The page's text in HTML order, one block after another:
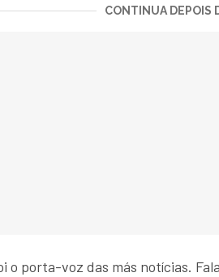
CONTINUA DEPOIS
o porta-voz das más notícias.